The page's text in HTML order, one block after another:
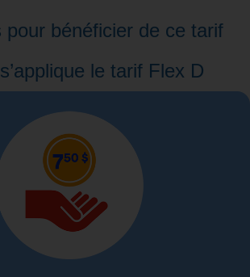
Exigences pour bénéficier de ce tarif
Cas où s’applique le tarif Flex D